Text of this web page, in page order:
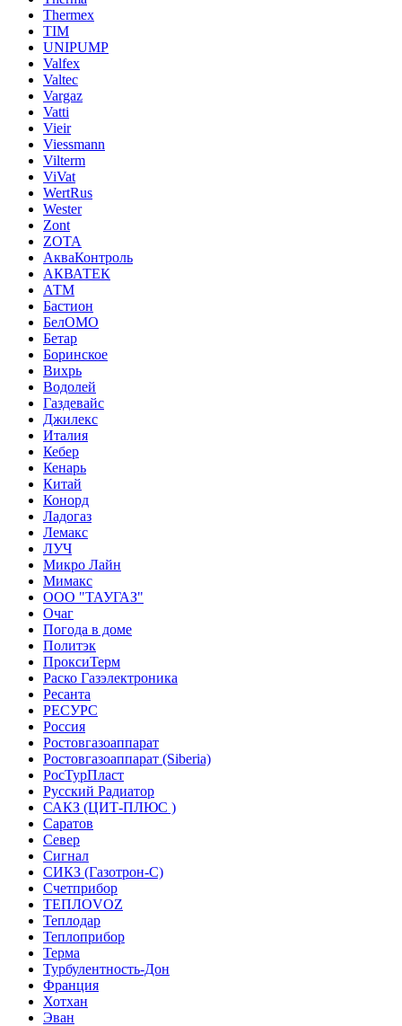
Thermex
TIM
UNIPUMP
Valfex
Valtec
Vargaz
Vatti
Vieir
Viessmann
Vilterm
ViVat
WertRus
Wester
Zont
ZOTA
АкваКонтроль
АКВАТЕК
АТМ
Бастион
БелОМО
Бетар
Боринское
Вихрь
Водолей
Газдевайс
Джилекс
Италия
Кебер
Кенарь
Китай
Конорд
Ладогаз
Лемакс
ЛУЧ
Микро Лайн
Мимакс
ООО "ТАУГАЗ"
Очаг
Погода в доме
Политэк
ПроксиТерм
Раско Газэлектроника
Ресанта
РЕСУРС
Россия
Ростовгазоаппарат
Ростовгазоаппарат (Siberia)
РосТурПласт
Русский Радиатор
САКЗ (ЦИТ-ПЛЮС )
Саратов
Север
Сигнал
СИКЗ (Газотрон-С)
Счетприбор
ТЕПЛОVOZ
Теплодар
Теплоприбор
Терма
Турбулентность-Дон
Франция
Хотхан
Эван